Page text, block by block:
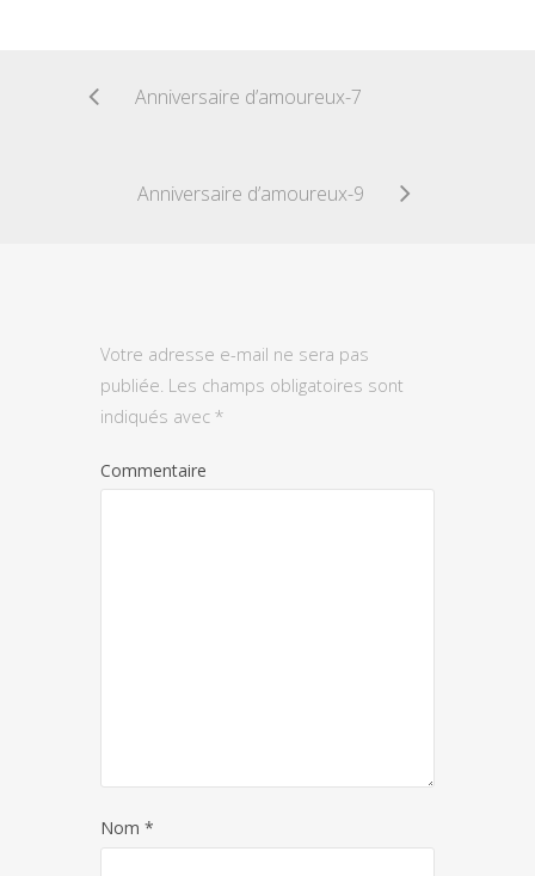
Anniversaire d’amoureux-7
Anniversaire d’amoureux-9
Votre adresse e-mail ne sera pas
publiée. Les champs obligatoires sont
indiqués avec *
Commentaire
Nom *